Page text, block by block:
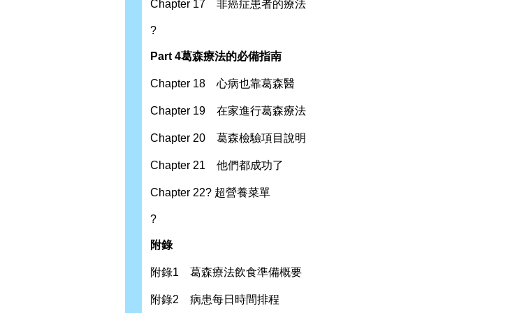
Chapter 17 非癌症患者的療法
?
Part 4葛森療法的必備指南
Chapter 18 心病也靠葛森醫
Chapter 19 在家進行葛森療法
Chapter 20 葛森檢驗項目說明
Chapter 21 他們都成功了
Chapter 22? 超營養菜單
?
附錄
附錄1 葛森療法飲食準備概要
附錄2 病患每日時間排程